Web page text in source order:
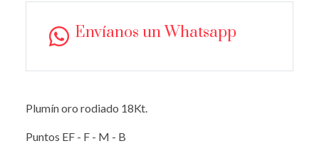
Envíanos un Whatsapp
Plumín oro rodiado 18Kt.
Puntos EF - F - M - B